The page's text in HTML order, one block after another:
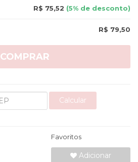
R$ 75,52 (5% de desconto)
R$ 79,50
COMPRAR
Calcular
Favoritos
Adicionar